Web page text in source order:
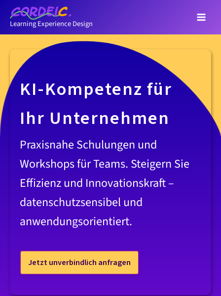
Inhalt
springenLearning Experience Design
KI-Kompetenz für
Ihr Unternehmen
Praxisnahe Schulungen und
Workshops für Teams. Steigern Sie
Effizienz und Innovationskraft –
datenschutzsensibel und
anwendungsorientiert.
Jetzt unverbindlich anfragen